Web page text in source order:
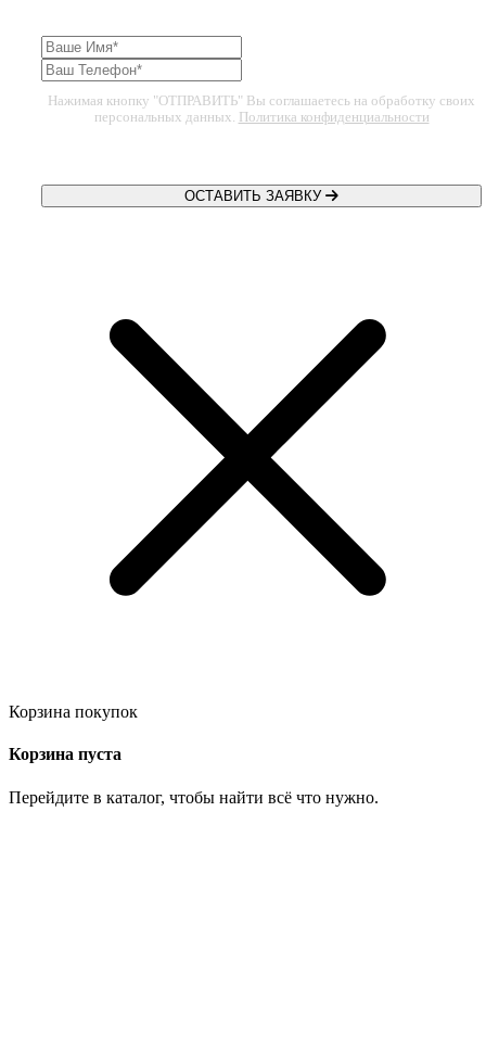
Нажимая кнопку "ОТПРАВИТЬ" Вы соглашаетесь на обработку своих
персональных данных. Политика конфиденциальности
ОСТАВИТЬ ЗАЯВКУ
Корзина покупок
Корзина пуста
Перейдите в каталог, чтобы найти всё что нужно.